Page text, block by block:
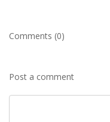
Comments (0)
Post a comment